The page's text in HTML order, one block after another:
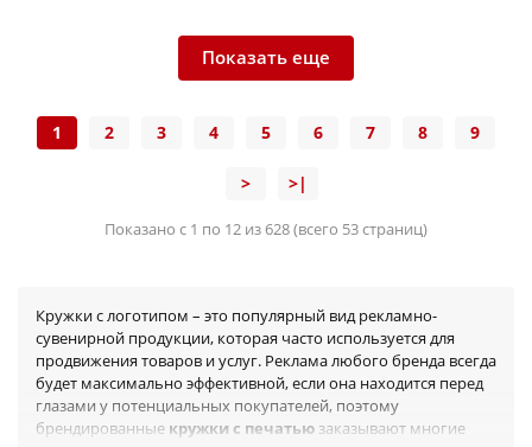
Показать еще
1 2 3 4 5 6 7 8 9
> >|
Показано с 1 по 12 из 628 (всего 53 страниц)
Кружки с логотипом – это популярный вид рекламно-
сувенирной продукции, которая часто используется для
продвижения товаров и услуг. Реклама любого бренда всегда
будет максимально эффективной, если она находится перед
глазами у потенциальных покупателей, поэтому
брендированные кружки с печатью заказывают многие